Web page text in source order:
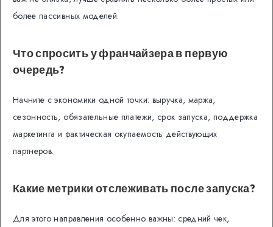
более пассивных моделей.
Что спросить у франчайзера в первую
очередь?
Начните с экономики одной точки: выручка, маржа,
сезонность, обязательные платежи, срок запуска, поддержка
маркетинга и фактическая окупаемость действующих
партнеров.
Какие метрики отслеживать после запуска?
Для этого направления особенно важны: средний чек,